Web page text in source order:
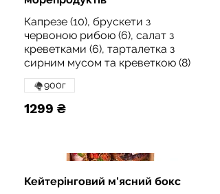
Капрезе (10), брускети з
червоною рибою (6), салат з
креветками (6), тарталетка з
сирним мусом та креветкою (8)
1299 ₴
900г
Кейтерінговий м'ясний бокс